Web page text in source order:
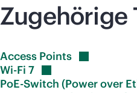
Zugehörige
Access Points
Wi-Fi 7
PoE-Switch (Power over